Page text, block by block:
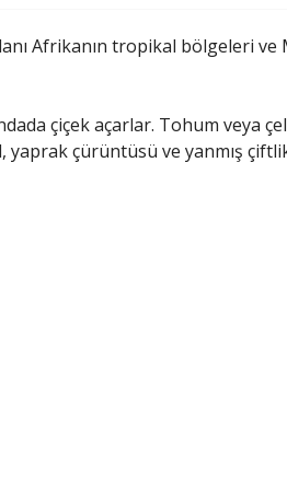
Afrikanın tropikal bölgeleri
çiçek açarlar. Tohum veya
yaprak çürüntüsü ve yanmış